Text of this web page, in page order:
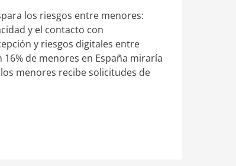
los riesgos entre menores:
y el contacto con
y riesgos digitales entre
16% de menores en España miraría
menores recibe solicitudes de